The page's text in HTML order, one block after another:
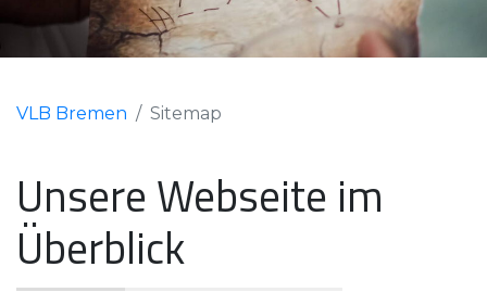
VLB Bremen Sitemap
Unsere Webseite im
Überblick